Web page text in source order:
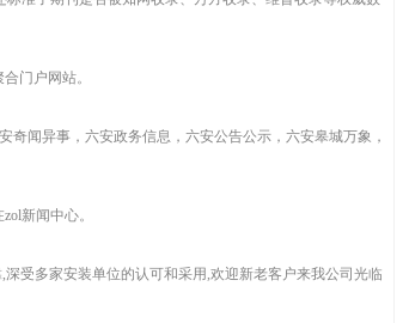
门户网站。
闻异事，六安政务信息，六安公告公示，六安皋城万象，
新闻中心。
受多家安装单位的认可和采用,欢迎新老客户来我公司光临